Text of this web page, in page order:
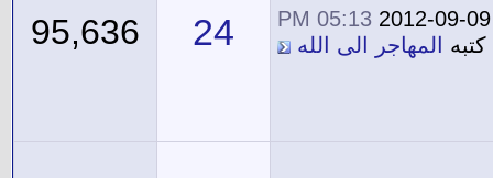
2012-09-09
05:13 PM
كتبه
المهاجر الى الله 24
95,636